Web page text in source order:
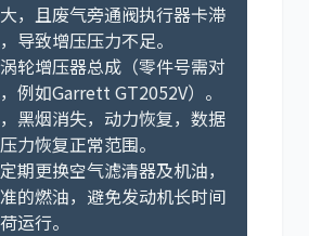
，且废气旁通阀执行器卡滞
导致增压压力不足。
轮增压器总成（零件号需对
例如Garrett GT2052V）。
黑烟消失，动力恢复，数据
力恢复正常范围。
定期更换空气滤清器及机油，
的燃油，避免发动机长时间
运行。